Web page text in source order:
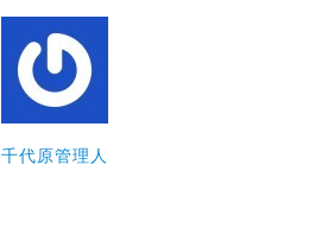
千代原管理人